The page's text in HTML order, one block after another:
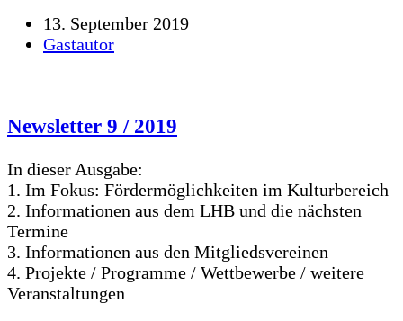
13. September 2019
Gastautor
Newsletter 9 / 2019
In dieser Ausgabe:
1. Im Fokus: Fördermöglichkeiten im Kulturbereich
2. Informationen aus dem LHB und die nächsten
Termine
3. Informationen aus den Mitgliedsvereinen
4. Projekte / Programme / Wettbewerbe / weitere
Veranstaltungen